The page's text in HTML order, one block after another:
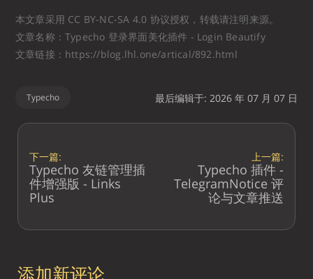
本文章采用 CC BY-NC-SA 4.0 协议授权，转载请注明来源。
文章名称：Typecho 登录界面美化插件 - Login Beautify
文章链接：https://blog.lhl.one/artical/892.html
Typecho 最后编辑于: 2026 年 07 月 07 日
下一篇:
Typecho 友链管理插
件增强版 - Links
Plus
上一篇:
Typecho 插件 -
TelegramNotice 评
论与文章推送
添加新评论